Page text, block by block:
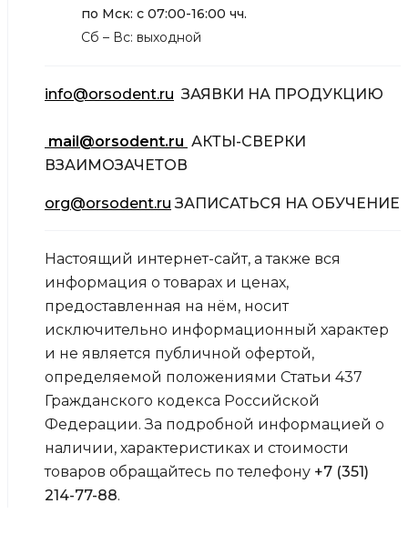
по Мск: с 07:00-16:00 чч.
Сб – Вс: выходной
info@orsodent.ru ЗАЯВКИ НА ПРОДУКЦИЮ
mail@orsodent.ru АКТЫ-СВЕРКИ
ВЗАИМОЗАЧЕТОВ
org@orsodent.ru ЗАПИСАТЬСЯ НА ОБУЧЕНИЕ
Настоящий интернет-сайт, а также вся
информация о товарах и ценах,
предоставленная на нём, носит
исключительно информационный характер
и не является публичной офертой,
определяемой положениями Статьи 437
Гражданского кодекса Российской
Федерации. За подробной информацией о
наличии, характеристиках и стоимости
товаров обращайтесь по телефону +7 (351)
214-77-88.